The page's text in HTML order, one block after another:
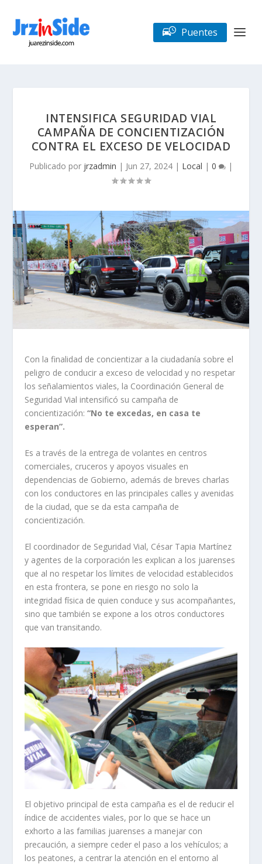
Puentes
INTENSIFICA SEGURIDAD VIAL
CAMPAÑA DE CONCIENTIZACIÓN
CONTRA EL EXCESO DE VELOCIDAD
Publicado por jrzadmin | Jun 27, 2024 | Local | 0 |
Con la finalidad de concientizar a la ciudadanía sobre el
peligro de conducir a exceso de velocidad y no respetar
los señalamientos viales, la Coordinación General de
Seguridad Vial intensificó su campaña de
concientización:“No te excedas, en casa te
esperan”.
Es a través de la entrega de volantes en centros
comerciales, cruceros y apoyos visuales en
dependencias de Gobierno, además de breves charlas
con los conductores en las principales calles y avenidas
de la ciudad, que se da esta campaña de
concientización.
El coordinador de Seguridad Vial, César Tapia Martínez
y agentes de la corporación les explican a los juarenses
que al no respetar los límites de velocidad establecidos
en esta frontera, se pone en riesgo no solo la
integridad física de quien conduce y sus acompañantes,
sino que también se expone a los otros conductores
que van transitando.
El objetivo principal de esta campaña es el de reducir el
índice de accidentes viales, por lo que se hace un
exhorto a las familias juarenses a manejar con
precaución, a siempre ceder el paso a los vehículos; a
los peatones, a centrar la atención en el entorno al